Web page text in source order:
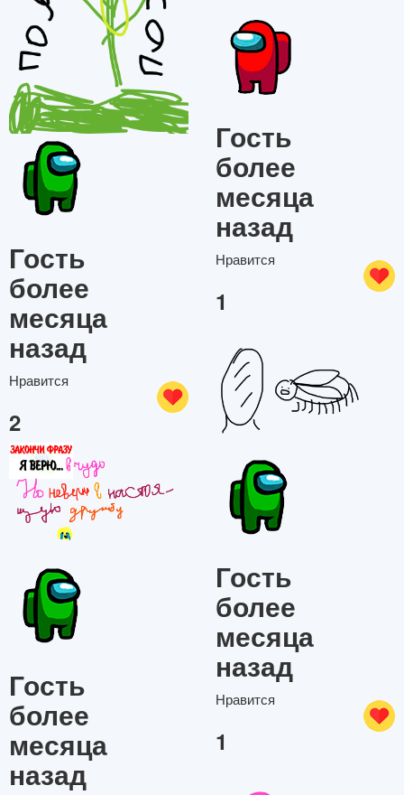
Гость
более
месяца
назад
Нравится
2
Гость
более
месяца
назад
Нравится
1
Гость
более
месяца
назад
Нравится
1
Гость
более
месяца
назад